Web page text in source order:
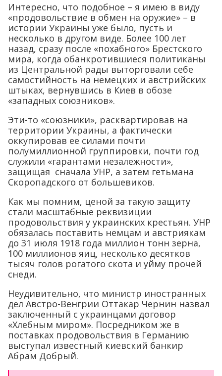
Интересно, что подобное – я имею в виду
«продовольствие в обмен на оружие» – в
истории Украины уже было, пусть и
несколько в другом виде. Более 100 лет
назад, сразу после «похабного» Брестского
мира, когда обанкротившиеся политиканы
из Центральной рады выторговали себе
самостийность на немецких и австрийских
штыках, вернувшись в Киев в обозе
«западных союзников».
Эти-то «союзники», расквартировав на
территории Украины, а фактически
оккупировав ее силами почти
полумиллионной группировки, почти год
служили «гарантами незалежности»,
защищая сначала УНР, а затем гетьмана
Скоропадского от большевиков.
Как мы помним, ценой за такую защиту
стали масштабные реквизиции
продовольствия у украинских крестьян. УНР
обязалась поставить немцам и австриякам
до 31 июля 1918 года миллион тонн зерна,
100 миллионов яиц, несколько десятков
тысяч голов рогатого скота и уйму прочей
снеди.
Неудивительно, что министр иностранных
дел Австро-Венгрии Оттакар Чернин назвал
заключенный с украинцами договор
«Хлебным миром». Посредником же в
поставках продовольствия в Германию
выступал известный киевский банкир
Абрам Добрый.